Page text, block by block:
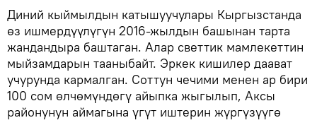
Диний кыймылдын катышуучулары Кыргызстанда
өз ишмердүүлүгүн 2016-жылдын башынан тарта
жандандыра баштаган. Алар светтик мамлекеттин
мыйзамдарын тааныбайт. Эркек кишилер даават
учурунда кармалган. Соттун чечими менен ар бири
100 сом өлчөмүндөгү айыпка жыгылып, Аксы
районунун аймагына үгүт иштерин жүргүзүүгө